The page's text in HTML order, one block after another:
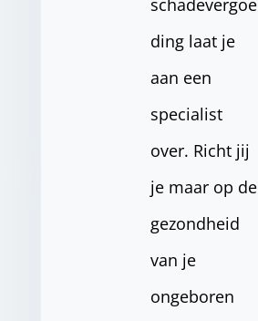
schadevergoe
ding laat je
aan een
specialist
over. Richt jij
je maar op de
gezondheid
van je
ongeboren